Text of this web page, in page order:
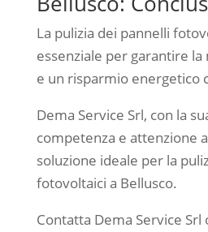
La pulizia dei pannelli
essenziale per garantire
e un risparmio energetico
Dema Service Srl, con la
competenza e attenzione
soluzione ideale per la
fotovoltaici a Bellusco.
Contatta Dema Service Srl